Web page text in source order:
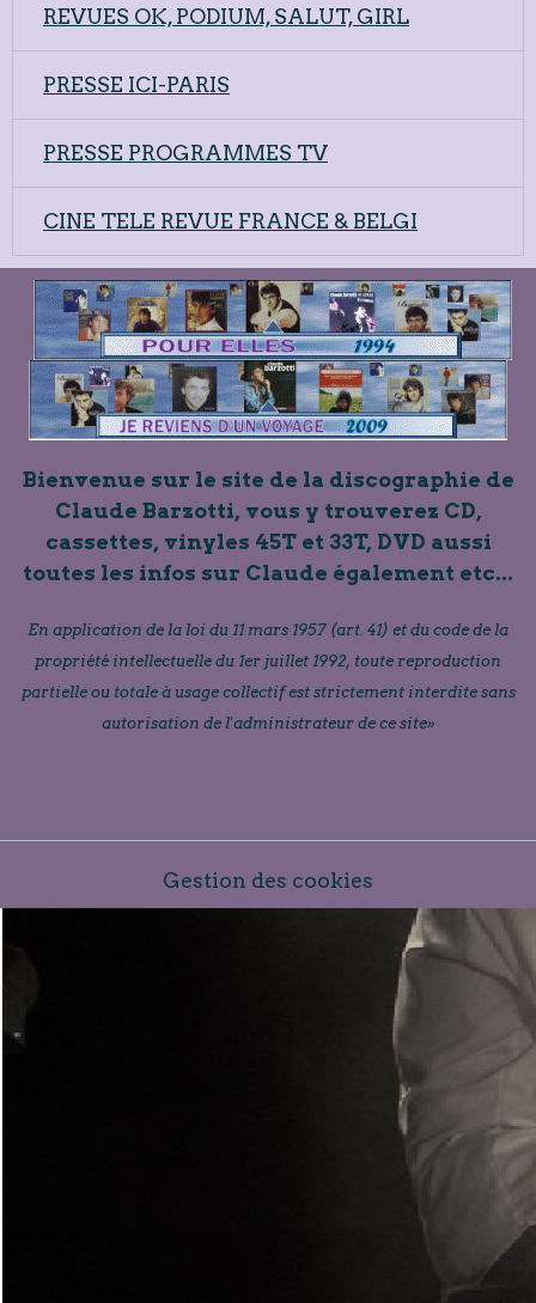
REVUES OK, PODIUM, SALUT, GIRL
PRESSE ICI-PARIS
PRESSE PROGRAMMES TV
CINE TELE REVUE FRANCE & BELGI
Bienvenue sur le site de la discographie de
Claude Barzotti, vous y trouverez CD,
cassettes, vinyles 45T et 33T, DVD aussi
toutes les infos sur Claude également etc...
En application de la loi du 11 mars 1957 (art. 41) et du code de la
propriété intellectuelle du 1er juillet 1992, toute reproduction
partielle ou totale à usage collectif est strictement interdite sans
autorisation de l'administrateur de ce site»
Gestion des cookies